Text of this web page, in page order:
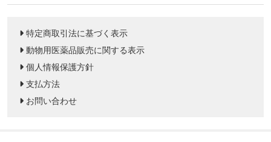
特定商取引法に基づく表示
動物用医薬品販売に関する表示
個人情報保護方針
支払方法
お問い合わせ